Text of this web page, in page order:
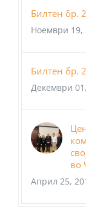
Билтен бр.
Ноември 19,
Билтен бр.
Декември
во
Април 25,